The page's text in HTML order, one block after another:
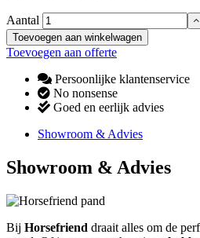
Aantal
Toevoegen aan winkelwagen
Toevoegen aan offerte
Persoonlijke klantenservice
No nonsense
Goed en eerlijk advies
Showroom & Advies
Showroom & Advies
Bij Horsefriend draait alles om de